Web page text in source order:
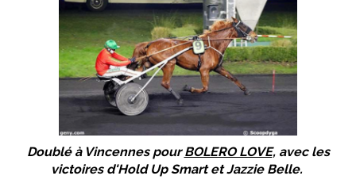
Doublé à Vincennes pourBOLERO LOVE, avec les
victoires d'Hold Up Smart et Jazzie Belle.